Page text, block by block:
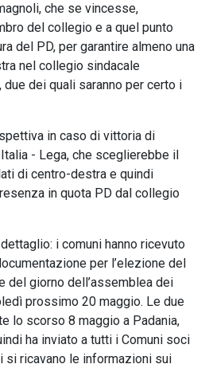
che se vincesse,
del collegio e a quel punto
del PD, per garantire almeno una
nel collegio sindacale
dei quali saranno per certo i
in caso di vittoria di
- Lega, che sceglierebbe il
di centro-destra e quindi
in quota PD dal collegio
i comuni hanno ricevuto
per l’elezione del
del giorno dell’assemblea dei
prossimo 20 maggio. Le due
lo scorso 8 maggio a Padania,
ha inviato a tutti i Comuni soci
si ricavano le informazioni sui